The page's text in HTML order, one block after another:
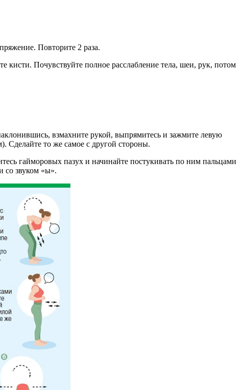
Повторите 2 раза.
кисти. Почувствуйте полное расслабление тела, шеи, рук, потом
взмахните рукой, выпрямитесь и зажмите левую
Сделайте то же самое с другой стороны.
гайморовых пазух и начинайте постукивать по ним пальцами
со звуком «ы».